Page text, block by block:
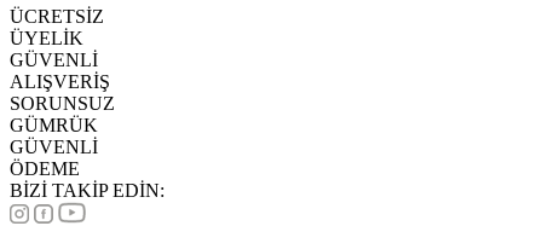
ÜCRETSİZ
ÜYELİK
GÜVENLİ
ALIŞVERİŞ
SORUNSUZ
GÜMRÜK
GÜVENLİ
ÖDEME
BİZİ TAKİP EDİN: